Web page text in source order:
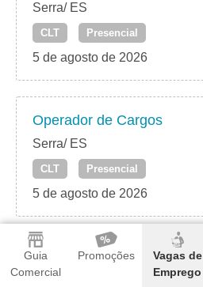
Guia
Comercial
Promoções
Vagas de
Emprego
Serra/ ES
CLT Presencial
5 de agosto de 2026
Operador de Cargos
Serra/ ES
CLT Presencial
5 de agosto de 2026
Operador de Acabadora
Serra/ ES